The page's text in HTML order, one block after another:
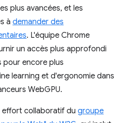
plus avancées, et les
à demander des
. L'équipe Chrome
un accès plus approfondi
encore plus
learning et d'ergonomie dans
WebGPU.
effort collaboratif du groupe